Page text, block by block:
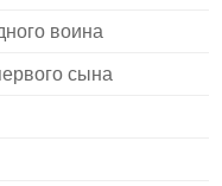
воина
сына